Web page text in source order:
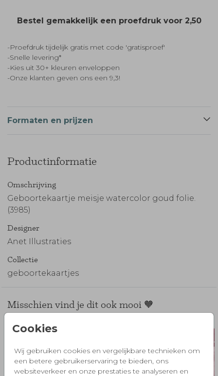
Cookies
Wij gebruiken cookies en vergelijkbare technieken om
een betere gebruikerservaring te bieden, ons
websiteverkeer en onze prestaties te analyseren en
Bestel gemakkelijk een proefdruk voor 2,50
-Proefdruk tijdelijk gratis met code 'gratisproef'
-Snelle levering*
-Kies uit 30+ kleuren enveloppen
-Onze klanten geven ons een 9,3!
Formaten en prijzen
Productinformatie
Omschrijving
Geboortekaartje meisje watercolor goud folie.
(3985)
Designer
Anet Illustraties
Collectie
geboortekaartjes
Misschien vind je dit ook mooi 🧡